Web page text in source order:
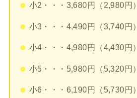
小2・・・3,680円（2,980円）
小3・・・4,490円（3,740円）
小4・・・4,980円（4,430円）
小5・・・5,980円（5,320円）
小6・・・6,190円（5,730円）